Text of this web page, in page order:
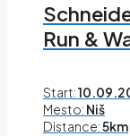
Run &
Start:
Mesto: Niš
Distance:5km